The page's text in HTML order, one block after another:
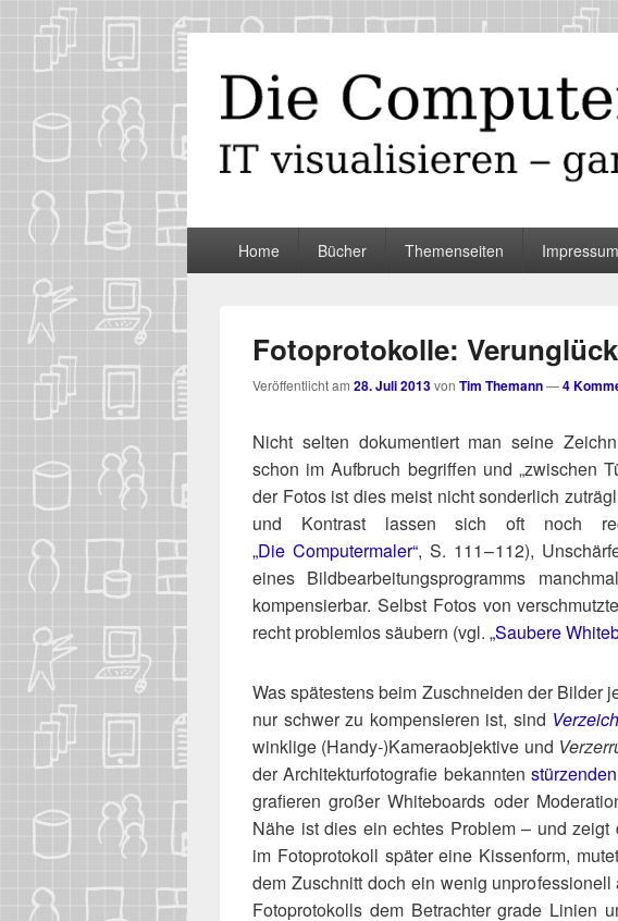
Die Computermaler
PrimäresHome Bücher Themenseiten Impressum
Fotoprotokolle:
Veröffentlicht am 28. Juli 2013von Tim Themann—4
Nicht sel­ten doku­men­tiert man sei­ne
schon im Auf­bruch begrif­fen und „zwi­schen
der Fotos ist dies meist nicht son­der­lich
und Kon­trast las­sen sich oft noch
„Die Computermaler“, S. 111 – 112),
eines Bild­be­ar­bei­tungs­pro­gramms
kom­pen­sier­bar. Selbst Fotos von
recht pro­blem­los säu­bern (vgl. „Sau­be­re
Was spä­tes­tens beim Zuschnei­den der Bil­der
nur schwer zu kom­pen­sie­ren ist, sind
wink­li­ge (Handy‑)Kameraobjektive und
der Archi­tek­tur­fo­to­gra­fie bekann­ten
gra­fie­ren gro­ßer White­boards oder
Nähe ist dies ein ech­tes Pro­blem – und
im Foto­pro­to­koll spä­ter eine Kis­sen­form,
dem Zuschnitt doch ein wenig
Foto­pro­to­kolls dem Betrach­ter gra­de Lini­en